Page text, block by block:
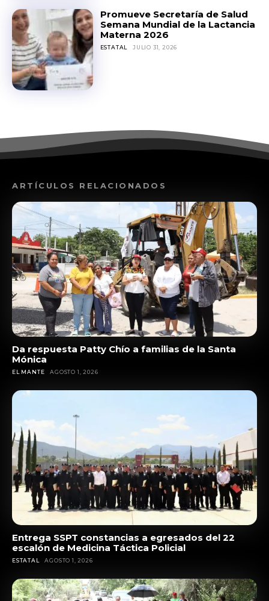
Promueve Secretaría de Salud
Semana Mundial de la Lactancia
Materna 2026
ESTATAL JULIO 31, 2026
ARTÍCULOS RELACIONADOS
Da respuesta Patty Chío a familias de la Santa
Mónica
EL MANTE AGOSTO 1, 2026
Entrega SSPT constancias a egresados del 22
escalón de Medicina Táctica Policial
ESTATAL AGOSTO 1, 2026